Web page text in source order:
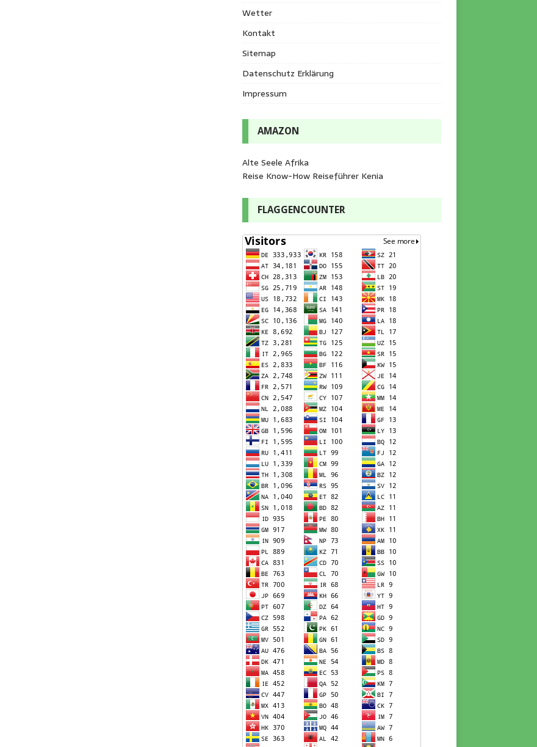
Wetter
Kontakt
Sitemap
Datenschutz Erklärung
Impressum
AMAZON
Alte Seele Afrika
Reise Know-How Reiseführer Kenia
FLAGGENCOUNTER